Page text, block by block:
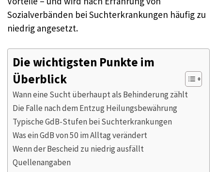
Sozialverbänden bei Suchterkrankungen häufig zu
niedrig angesetzt.
Die wichtigsten Punkte im
Überblick
Wann eine Sucht überhaupt als Behinderung zählt
Die Falle nach dem Entzug Heilungsbewährung
Typische GdB-Stufen bei Suchterkrankungen
Was ein GdB von 50 im Alltag verändert
Wenn der Bescheid zu niedrig ausfällt
Quellenangaben